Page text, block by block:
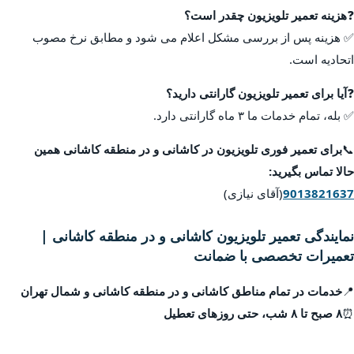
❓هزینه تعمیر تلویزیون چقدر است؟
✅ هزینه پس از بررسی مشکل اعلام می شود و مطابق نرخ مصوب
اتحادیه است.
❓آیا برای تعمیر تلویزیون گارانتی دارید؟
✅ بله، تمام خدمات ما ۳ ماه گارانتی دارد.
📞برای تعمیر فوری تلویزیون در کاشانی و در منطقه کاشانی همین
حالا تماس بگیرید:
9013821637(آقای نیازی)
نمایندگی تعمیر تلویزیون کاشانی و در منطقه کاشانی |
تعمیرات تخصصی با ضمانت
📍خدمات در تمام مناطق کاشانی و در منطقه کاشانی و شمال تهران
⏰۸ صبح تا ۸ شب، حتی روزهای تعطیل